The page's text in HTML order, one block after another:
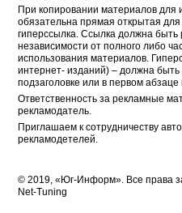
При копировании материалов для
обязательна прямая открытая
гиперссылка. Ссылка должна
независимости от полного либо
использования материалов.
интернет- изданий) – должна
подзаголовке или в первом абзаце
Ответственность за рекламные
рекламодатель.
Приглашаем к сотрудничеству
рекламодетелей.
© 2019, «Юг-Информ». Все права
Net-Tuning